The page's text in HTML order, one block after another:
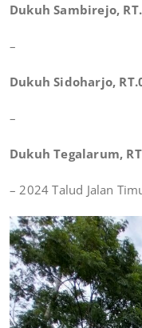
Dukuh Sambirejo,
–
Dukuh Sidoharjo,
–
Dukuh Tegalarum,
– 2024 Talud Jalan